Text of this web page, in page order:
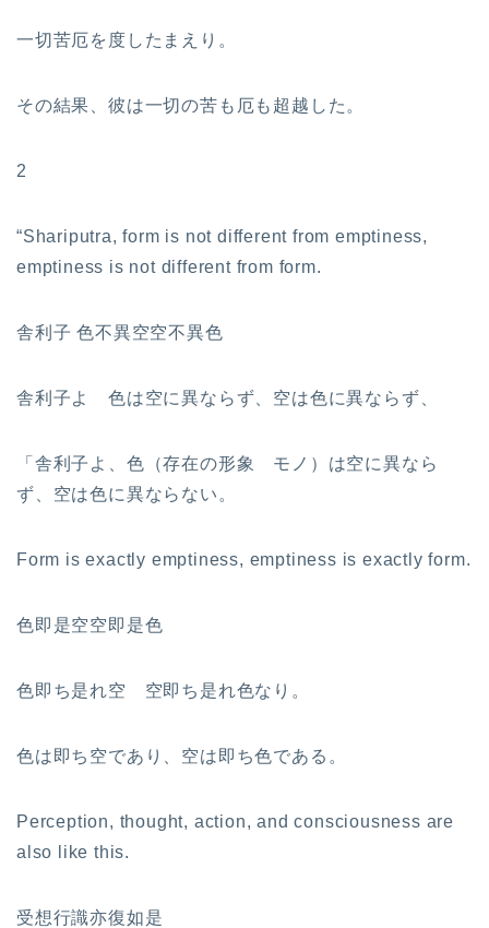
一切苦厄を度したまえり。
その結果、彼は一切の苦も厄も超越した。
2
“Shariputra, form is not different from emptiness,
emptiness is not different from form.
舎利子 色不異空空不異色
舎利子よ 色は空に異ならず、空は色に異ならず、
「舎利子よ、色（存在の形象 モノ）は空に異なら
ず、空は色に異ならない。
Form is exactly emptiness, emptiness is exactly form.
色即是空空即是色
色即ち是れ空 空即ち是れ色なり。
色は即ち空であり、空は即ち色である。
Perception, thought, action, and consciousness are
also like this.
受想行識亦復如是